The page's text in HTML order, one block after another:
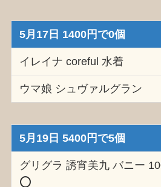
5月17日 1400円で0個
イレイナ coreful 水着
ウマ娘 シュヴァルグラン
5月19日 5400円で5個
グリグラ 誘宵美九 バニー
⭕️